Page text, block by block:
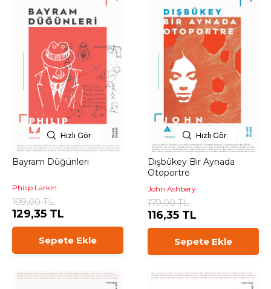
Hızlı Gör
Bayram Düğünleri
Philip Larkin
199,00 TL
129,35 TL
Sepete Ekle
Hızlı Gör
Dışbükey Bir Aynada
Otoportre
John Ashbery
179,00 TL
116,35 TL
Sepete Ekle